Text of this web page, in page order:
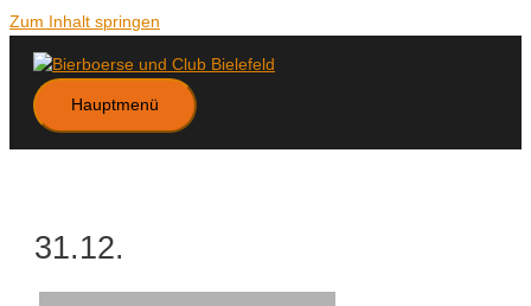
Zum Inhalt springen
Hauptmenü
31.12.